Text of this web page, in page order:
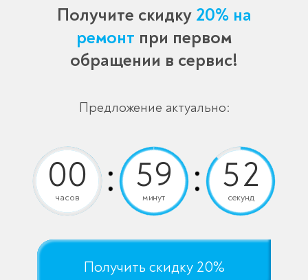
Получите скидку 20% на
ремонт при первом
обращении в сервис!
Предложение актуально:
часов минут секунд
Получить скидку 20%